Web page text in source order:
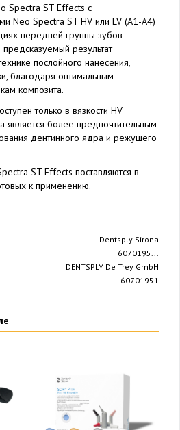
Spectra ST Effects с
Neo Spectra ST HV или LV (A1-A4)
передней группы зубов
результат
послойного нанесения,
благодаря оптимальным
композита.
только в вязкости HV
является более предпочтительным
дентинного ядра и режущего
ST Effects поставляются в
к применению.
Dentsply Sirona
6070195...
DENTSPLY De Trey GmbH
60701951